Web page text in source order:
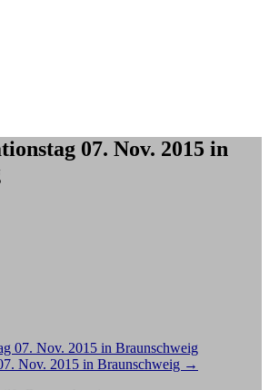
07. Nov. 2015 in
07. Nov. 2015 in Braunschweig
Nov. 2015 in Braunschweig →